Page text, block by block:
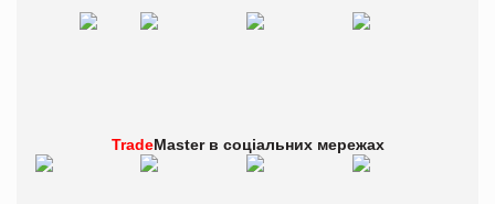
TradeMaster в соціальних мережах